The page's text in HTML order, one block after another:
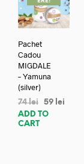
Pachet
Cadou
MIGDALE
– Yamuna
(silver)
74lei 59 lei
ADD TO
CART